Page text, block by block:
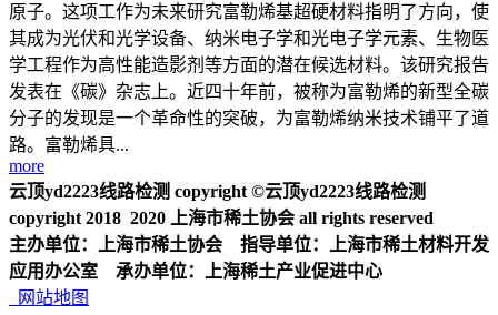
原子。这项工作为未来研究富勒烯基超硬材料指明了方向，使
其成为光伏和光学设备、纳米电子学和光电子学元素、生物医
学工程作为高性能造影剂等方面的潜在候选材料。该研究报告
发表在《碳》杂志上。近四十年前，被称为富勒烯的新型全碳
分子的发现是一个革命性的突破，为富勒烯纳米技术铺平了道
路。富勒烯具...
more
云顶yd2223线路检测 copyright ©云顶yd2223线路检测
copyright 2018 2020 上海市稀土协会 all rights reserved
主办单位：上海市稀土协会 指导单位：上海市稀土材料开发
应用办公室 承办单位：上海稀土产业促进中心
网站地图